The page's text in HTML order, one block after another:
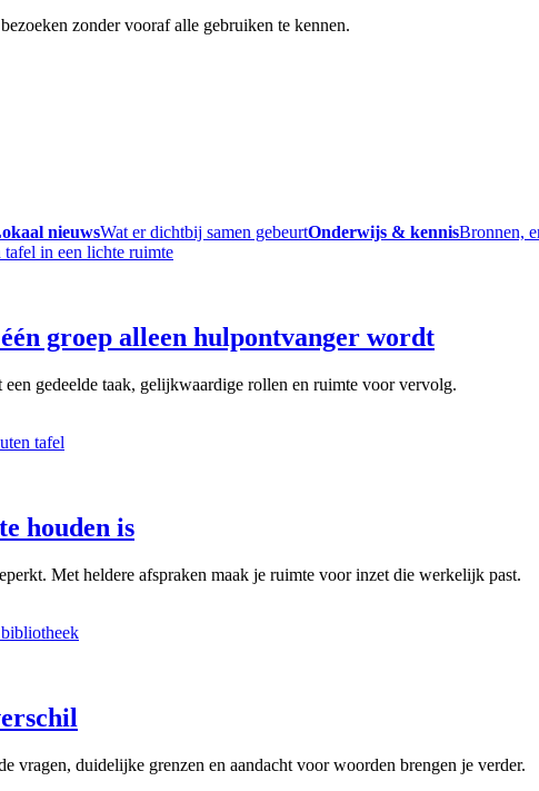
zonder vooraf alle gebruiken te kennen.
nieuwsWat er dichtbij samen gebeurtOnderwijs & kennisBronnen,
groep alleen hulpontvanger wordt
gedeelde taak, gelijkwaardige rollen en ruimte voor vervolg.
houden is
Met heldere afspraken maak je ruimte voor inzet die werkelijk past.
vragen, duidelijke grenzen en aandacht voor woorden brengen je verder.